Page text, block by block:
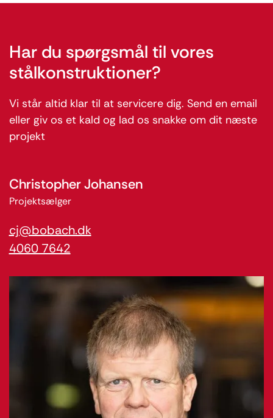
Har du spørgsmål til vores
stålkonstruktioner?
Vi står altid klar til at servicere dig. Send en email
eller giv os et kald og lad os snakke om dit næste
projekt
Christopher Johansen
Projektsælger
cj@bobach.dk
4060 7642